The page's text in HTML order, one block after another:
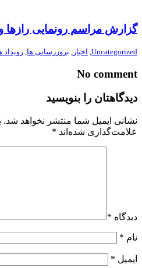
گزارش مراسم رونمایی رازها و
Uncategorized
, اخبار , بروزرسانی ها, رویداد
No comment
دیدگاهتان را بنویسید
نشانی ایمیل شما منتشر نخواهد شد.
علامت‌گذاری شده‌اند *
دیدگاه *
نام *
ایمیل *